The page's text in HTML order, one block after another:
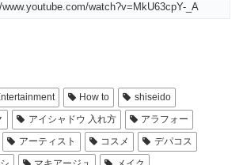
watch?v=MkU63cpY-_A
How to
shiseido
アイシャドウ 入れ方
アラフォー
アーティスト コスメ
デパコス